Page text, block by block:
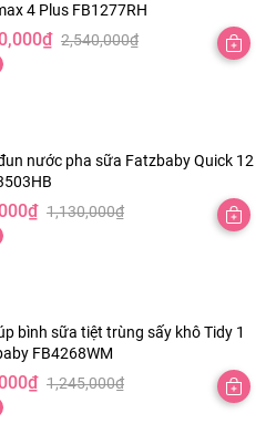
4 Plus FB1277RH
2,540,000₫
₫
nước pha sữa Fatzbaby Quick 12
1,130,000₫
₫
bình sữa tiệt trùng sấy khô Tidy 1
FB4268WM
1,245,000₫
₫